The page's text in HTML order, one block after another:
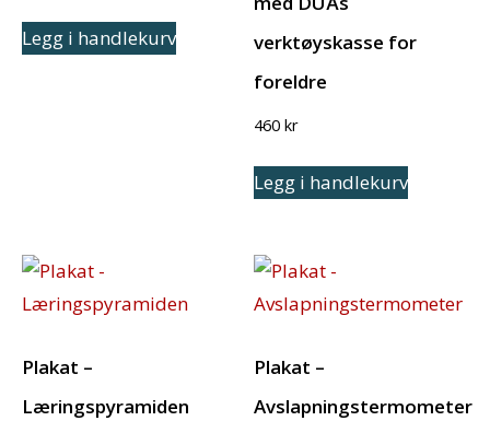
Legg i handlekurv
verktøyskasse for
foreldre
460kr
Legg i handlekurv
Plakat –
Læringspyramiden
Plakat –
Avslapningstermometer